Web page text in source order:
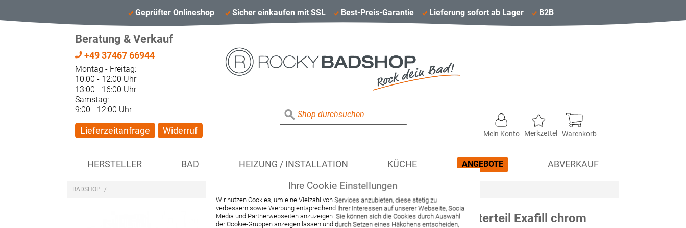
Geprüfter Onlineshop Sicher einkaufen mit SSL Best-Preis-Garantie Lieferung sofort ab Lager B2B
Beratung & Verkauf
+49 37467 66944
Montag - Freitag:
10:00 - 12:00 Uhr
13:00 - 16:00 Uhr
Samstag:
9:00 - 12:00 Uhr
Lieferzeitanfrage Widerruf Mein Konto Merkzettel Warenkorb
HERSTELLER BAD HEIZUNG / INSTALLATION KÜCHE ANGEBOTE ABVERKAUF
BADSHOP /
Hansgrohe Gehäuse-Unterteil Exafill chrom
Ihre Cookie Einstellungen
Wir nutzen Cookies, um eine Vielzahl von Services anzubieten, diese stetig zu
verbessern sowie Werbung entsprechend Ihrer Interessen auf unserer Webseite, Social
Media und Partnerwebseiten anzuzeigen. Sie können sich die Cookies durch Auswahl
der Cookie-Gruppen anzeigen lassen und durch Setzen eines Häkchens entscheiden,